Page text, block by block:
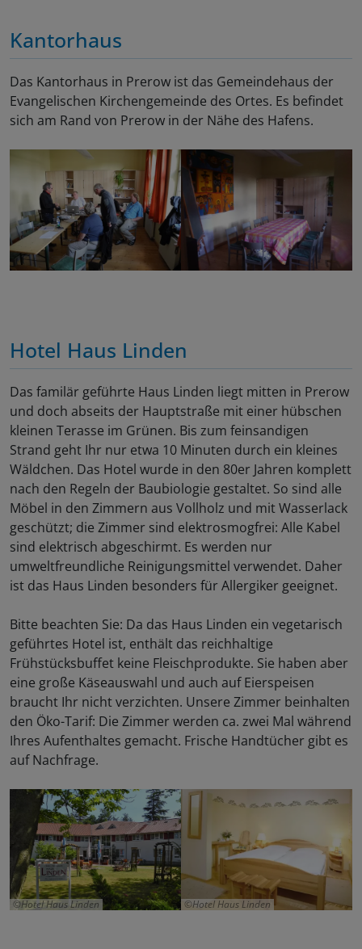
Kantorhaus
Das Kantorhaus in Prerow ist das Gemeindehaus der
Evangelischen Kirchengemeinde des Ortes. Es befindet
sich am Rand von Prerow in der Nähe des Hafens.
Hotel Haus Linden
Das familär geführte Haus Linden liegt mitten in Prerow
und doch abseits der Hauptstraße mit einer hübschen
kleinen Terasse im Grünen. Bis zum feinsandigen
Strand geht Ihr nur etwa 10 Minuten durch ein kleines
Wäldchen. Das Hotel wurde in den 80er Jahren komplett
nach den Regeln der Baubiologie gestaltet. So sind alle
Möbel in den Zimmern aus Vollholz und mit Wasserlack
geschützt; die Zimmer sind elektrosmogfrei: Alle Kabel
sind elektrisch abgeschirmt. Es werden nur
umweltfreundliche Reinigungsmittel verwendet. Daher
ist das Haus Linden besonders für Allergiker geeignet.
Bitte beachten Sie: Da das Haus Linden ein vegetarisch
geführtes Hotel ist, enthält das reichhaltige
Frühstücksbuffet keine Fleischprodukte. Sie haben aber
eine große Käseauswahl und auch auf Eierspeisen
braucht Ihr nicht verzichten. Unsere Zimmer beinhalten
den Öko-Tarif: Die Zimmer werden ca. zwei Mal während
Ihres Aufenthaltes gemacht. Frische Handtücher gibt es
auf Nachfrage.
Hotel Haus Linden Hotel Haus Linden